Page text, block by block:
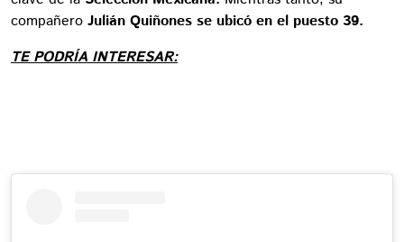
compañero Julián Quiñones se ubicó en el puesto 39.
TE PODRÍA INTERESAR: